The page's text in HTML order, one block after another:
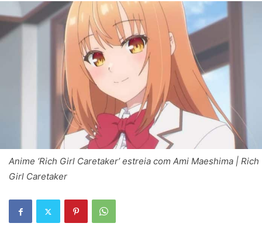
Anime ‘Rich Girl Caretaker’ estreia com Ami Maeshima | Rich
Girl Caretaker